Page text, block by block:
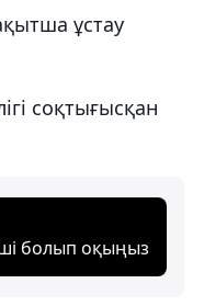
ұстау
соқтығысқан
болып оқыңыз